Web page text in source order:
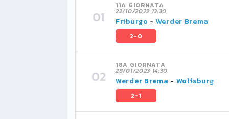
11A GIORNATA
22/10/2022 13:30
Friburgo - Werder Brema
2-0
18A GIORNATA
28/01/2023 14:30
Werder Brema - Wolfsburg
2-1